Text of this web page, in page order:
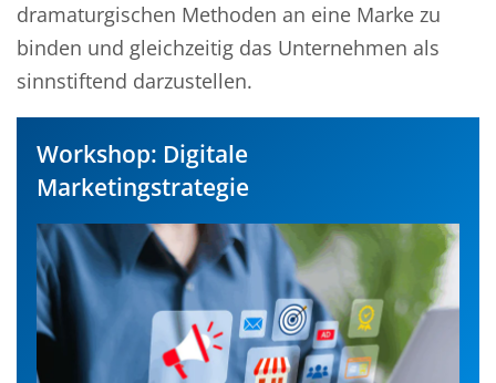
dramaturgischen Methoden an eine Marke zu
binden und gleichzeitig das Unternehmen als
sinnstiftend darzustellen.
Workshop: Digitale
Marketingstrategie